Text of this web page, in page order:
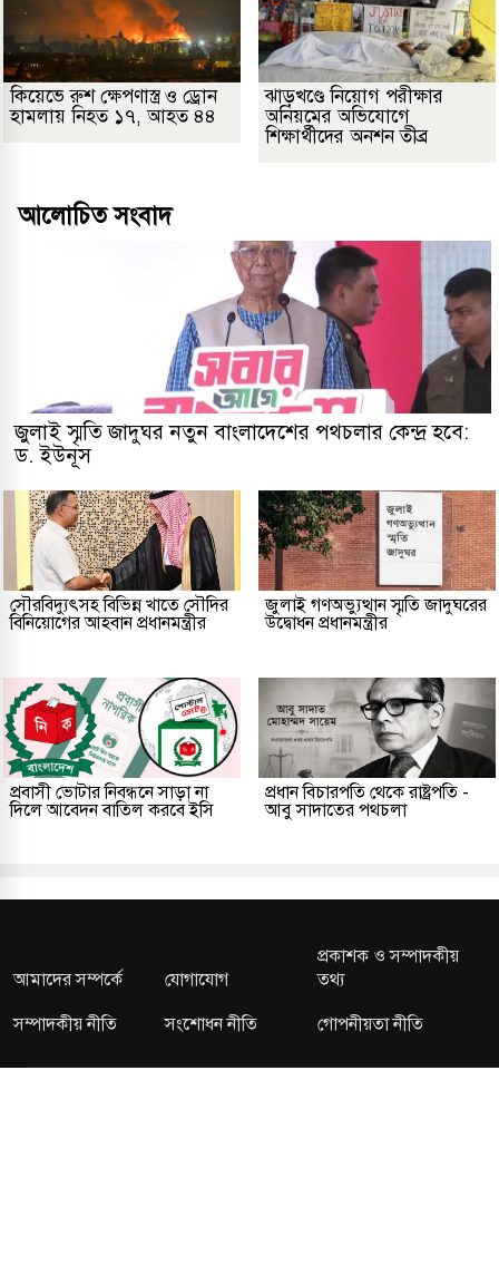
কিয়েভে রুশ ক্ষেপণাস্ত্র ও ড্রোন
হামলায় নিহত ১৭, আহত ৪৪
ঝাড়খণ্ডে নিয়োগ পরীক্ষার
অনিয়মের অভিযোগে
শিক্ষার্থীদের অনশন তীব্র
আলোচিত সংবাদ
জুলাই স্মৃতি জাদুঘর নতুন বাংলাদেশের পথচলার কেন্দ্র হবে:
ড. ইউনূস
সৌরবিদ্যুৎসহ বিভিন্ন খাতে সৌদির
বিনিয়োগের আহবান প্রধানমন্ত্রীর
জুলাই গণঅভ্যুত্থান স্মৃতি জাদুঘরের
উদ্বোধন প্রধানমন্ত্রীর
প্রবাসী ভোটার নিবন্ধনে সাড়া না
দিলে আবেদন বাতিল করবে ইসি
প্রধান বিচারপতি থেকে রাষ্ট্রপতি -
আবু সাদাতের পথচলা
আমাদের সম্পর্কে যোগাযোগ
প্রকাশক ও সম্পাদকীয়
তথ্য
সম্পাদকীয় নীতি
সংশোধন নীতি গোপনীয়তা নীতি